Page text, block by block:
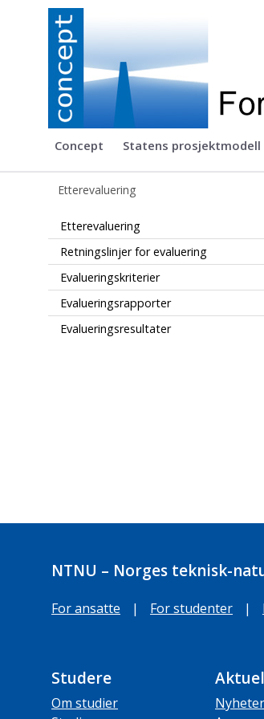
Concept
Concept Statens prosjektmodell
Etterevaluering
Etterevaluering av
Etterevaluering
Retningslinjer for evaluering
Evalueringskriterier
Evalueringsrapporter
Evalueringsresultater
NTNU – Norges teknisk-
For ansatte | For studenter |
Studere
Om studier
Nyheter